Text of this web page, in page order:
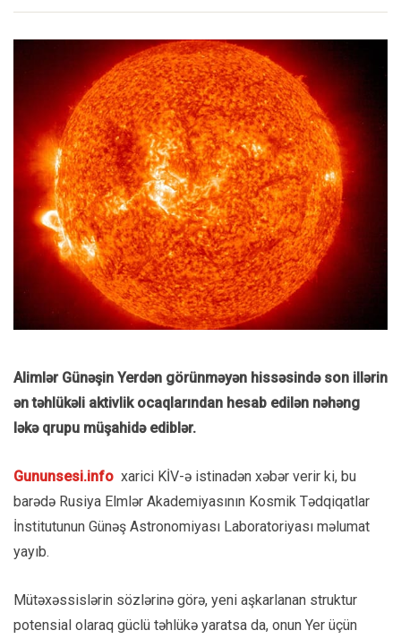
Alimlər Günəşin Yerdən görünməyən hissəsində son illərin
ən təhlükəli aktivlik ocaqlarından hesab edilən nəhəng
ləkə qrupu müşahidə ediblər.
Gununsesi.info xarici KİV-ə istinadən xəbər verir ki, bu
barədə Rusiya Elmlər Akademiyasının Kosmik Tədqiqatlar
İnstitutunun Günəş Astronomiyası Laboratoriyası məlumat
yayıb.
Mütəxəssislərin sözlərinə görə, yeni aşkarlanan struktur
potensial olaraq güclü təhlükə yaratsa da, onun Yer üçün